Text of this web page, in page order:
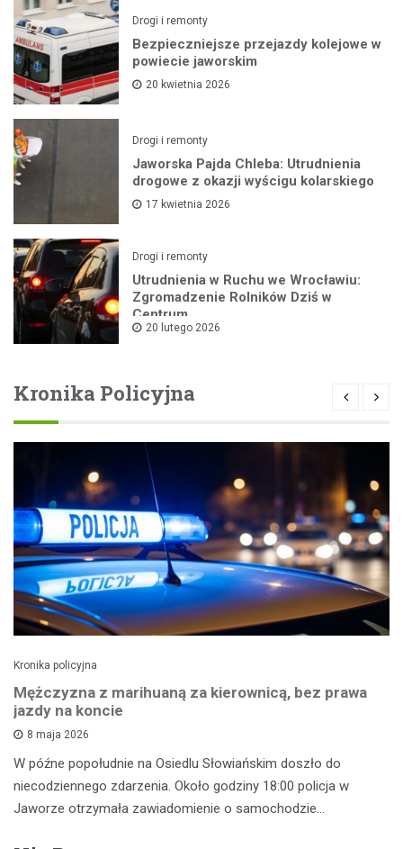
Drogi i remonty
Bezpieczniejsze przejazdy kolejowe w
powiecie jaworskim
20 kwietnia 2026
Drogi i remonty
Jaworska Pajda Chleba: Utrudnienia
drogowe z okazji wyścigu kolarskiego
17 kwietnia 2026
Drogi i remonty
Utrudnienia w Ruchu we Wrocławiu:
Zgromadzenie Rolników Dziś w
Centrum
20 lutego 2026
Kronika Policyjna
Kronika policyjna
Mężczyzna z marihuaną za kierownicą, bez prawa
jazdy na koncie
8 maja 2026
W późne popołudnie na Osiedlu Słowiańskim doszło do
niecodziennego zdarzenia. Około godziny 18:00 policja w
Jaworze otrzymała zawiadomienie o samochodzie…